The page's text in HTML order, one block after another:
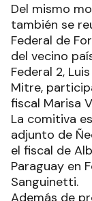
Del mismo
también se
Federal de
del vecino
Federal 2,
Mitre,
fiscal Marisa
La comitiva
adjunto de
el fiscal de
Paraguay en
Sanguinetti.